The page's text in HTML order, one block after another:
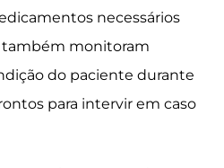
necessários
também monitoram
do paciente durante
para intervir em caso